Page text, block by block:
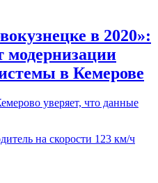
в 2020»:
модернизации
в Кемерове
уверяет, что данные